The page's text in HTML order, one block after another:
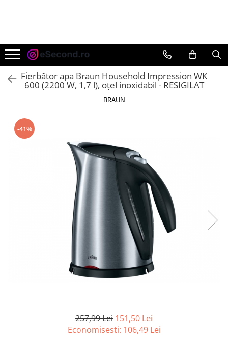
Auto Moto
Accesorii Auto
Anvelope & Jante
Electronice Auto
Intretinere & Cosmetica auto
Reparatii si echipamente auto
Casa, Gradina & Bricolaj
Bucatarie & Servire
Curatenie si intretinere
Hobby-uri creative
Fierbător apa Braun Household Impression WK
600 (2200 W, 1,7 l), oțel inoxidabil - RESIGILAT
BRAUN
-41%
257,99 Lei 151,50 Lei
Economisesti: 106,49 Lei